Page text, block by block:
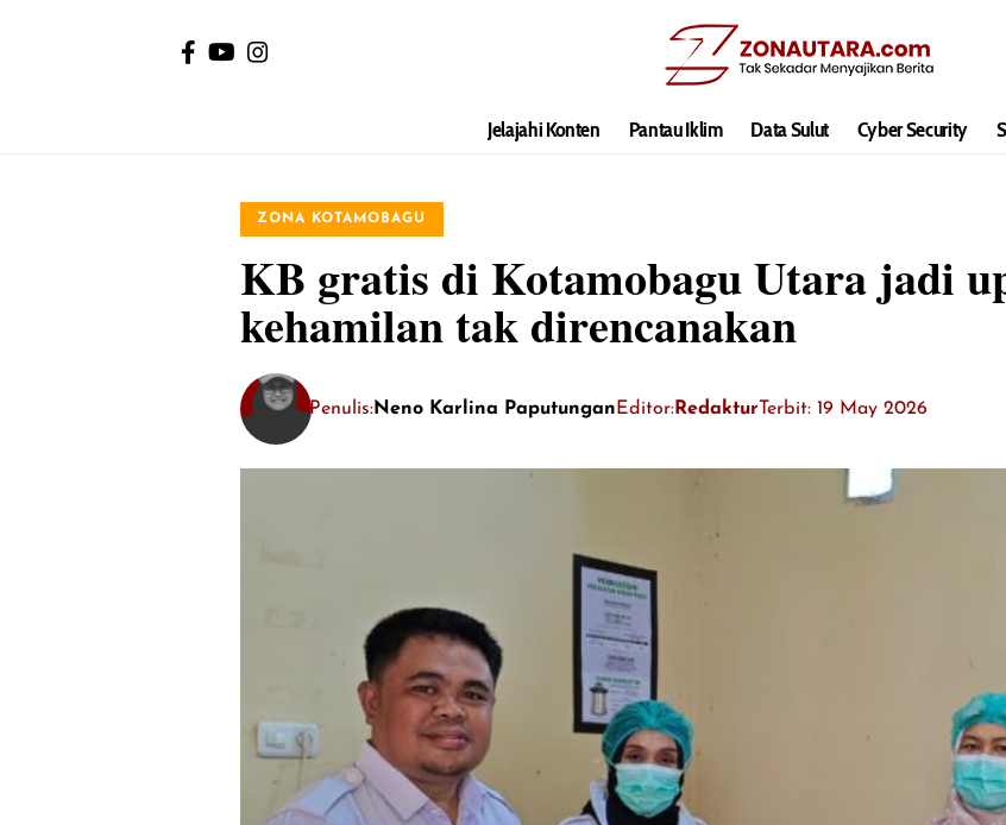
Jelajahi Konten Pantau Iklim Data Sulut Cyber Security
ZONA KOTAMOBAGU
KB gratis di Kotamobagu Utara jadi
kehamilan tak direncanakan
Penulis:Neno Karlina Paputungan Editor:Redaktur Terbit: 19 May 2026